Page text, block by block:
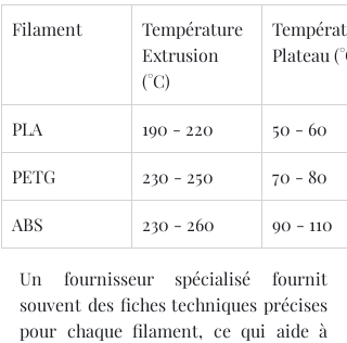
Filament
Température
Extrusion
(°C)
Plateau
PLA 190 - 220 50 - 60
PETG 230 - 250 70 - 80
ABS 230 - 260 90 - 110
Un fournisseur spécialisé fournit
souvent des fiches techniques précises
pour chaque filament, ce qui aide à